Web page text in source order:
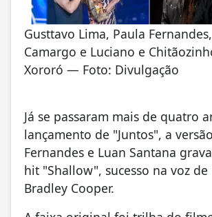
Gusttavo Lima, Paula
Camargo e Luciano e
Xororó — Foto: Divulgação
Já se passaram mais de quatro
lançamento de "Juntos", a
Fernandes e Luan Santana
hit "Shallow", sucesso na voz de
Bradley Cooper.